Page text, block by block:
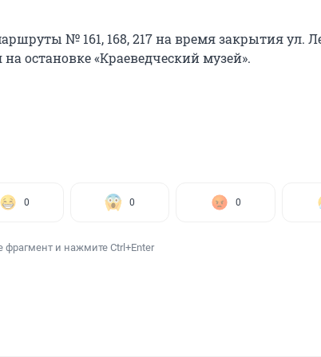
№ 161, 168, 217 на время закрытия ул.
остановке «Краеведческий музей».
0 0 0
фрагмент и нажмите Ctrl+Enter